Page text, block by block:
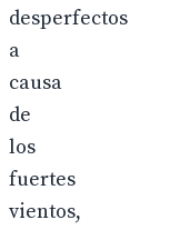
desperfectos
a
causa
de
los
fuertes
vientos,